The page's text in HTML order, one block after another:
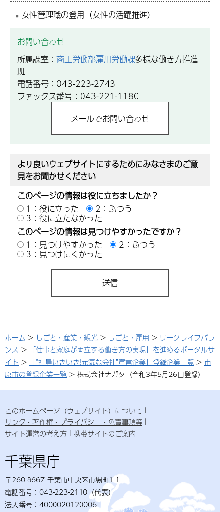
女性管理職の登用（女性の活躍推進）
お問い合わせ
所属課室： 商工労働部雇用労働課多様な働き方推進
班
電話番号：043-223-2743
ファックス番号：043-221-1180
より良いウェブサイトにするためにみなさまのご意
見をお聞かせください
このページの情報は役に立ちましたか？
1：役に立った
2：ふつう
3：役に立たなかった
このページの情報は見つけやすかったですか？
1：見つけやすかった
2：ふつう
3：見つけにくかった
ホーム > しごと・産業・観光 > しごと・雇用 > ワークライフバラ
ンス >
「仕事と家庭が両立する働き方の実現」を進めるポータルサ
イト > 「“社員いきいき!元気な会社”宣言企業」登録企業一覧 > 市
原市の登録企業一覧 > 株式会社ナガタ（令和3年5月26日登録）
このホームページ（ウェブサイト）について
リンク・著作権・プライバシー・免責事項等
サイト運営の考え方
携帯サイトのご案内
千葉県庁
〒260-8667 千葉市中央区市場町1-1
電話番号：043-223-2110（代表）
法人番号：4000020120006